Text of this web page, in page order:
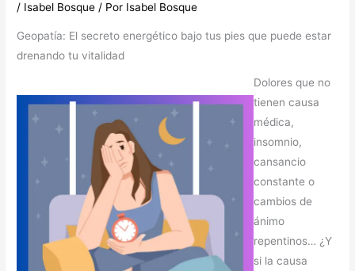
/ Isabel Bosque / Por Isabel Bosque
Geopatía: El secreto energético bajo tus pies que puede estar
drenando tu vitalidad
Dolores que no
tienen causa
médica,
insomnio,
cansancio
constante o
cambios de
ánimo
repentinos… ¿Y
si la causa